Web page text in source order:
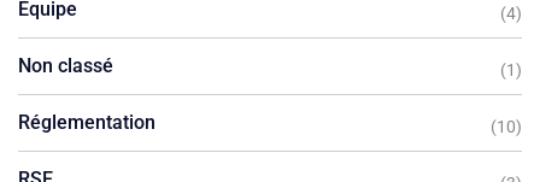
Équipe (4)
Non classé (1)
Réglementation (10)